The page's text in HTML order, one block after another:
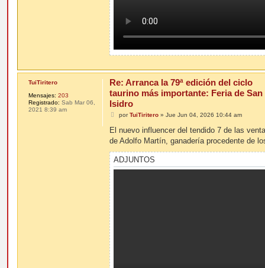
TuiTiritero
Mensajes: 203
Registrado: Sab Mar 06,
2021 8:39 am
Re: Arranca la 79ª edición del ciclo
taurino más importante: Feria de San
Isidro
M
n
a
e
porTuiTiritero» Jue Jun 04, 2026 10:44 am
El nuevo influencer del tendido 7 de las
de Adolfo Martín, ganadería procedente de
ADJUNTOS